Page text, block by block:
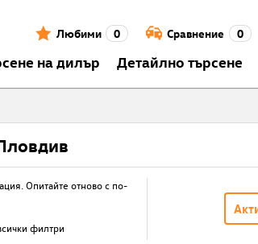
Любими 0 Сравнение 0
на дилър Детайлно търсене
Опитайте отново с по-
филтри